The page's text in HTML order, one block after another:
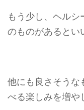
もう少し、ヘルシ
のものがあるとい
他にも良さそうな
べる楽しみを増や